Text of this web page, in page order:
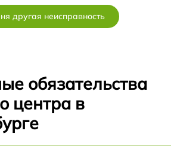
другая неисправность
обязательства
центра в